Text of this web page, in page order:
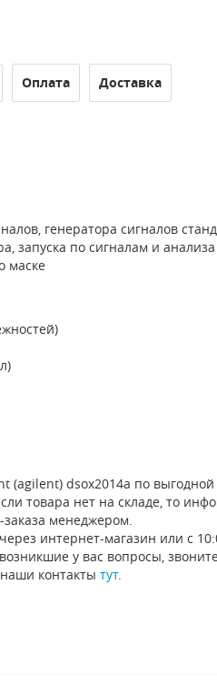
Оплата Доставка
генератора сигналов
запуска по сигналам и
маске
(agilent) dsox2014a по выгодной
товара нет на складе, то
менеджером.
интернет-магазин или с
у вас вопросы,
наши контакты тут.